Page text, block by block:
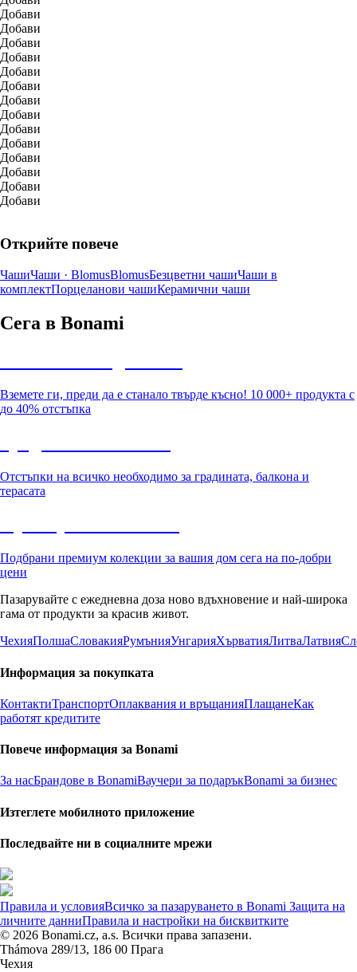
Добави
Добави
Добави
Добави
Добави
Добави
Добави
Добави
Добави
Добави
Добави
Добави
Добави
Добави
Открийте повече
ЧашиЧаши · BlomusBlomusБезцветни чашиЧаши в
комплектПорцеланови чашиКерамични чаши
Сега в Bonami
Вземете ги, преди да е станало твърде късно! 10 000+ продукта с
до 40% отстъпка
Отстъпки на всичко необходимо за градината, балкона и
терасата
Подбрани премиум колекции за вашия дом сега на по-добри
цени
Пазарувайте с ежедневна доза ново вдъхновение и най-широка
гама от продукти за красив живот.
ЧехияПолшаСловакияРумънияУнгарияХърватияЛитваЛатвия
Информация за покупката
КонтактиТранспортОплаквания и връщанияПлащанеКак
работят кредитите
Повече информация за Bonami
За насБрандове в BonamiВаучери за подаръкBonami за бизнес
Изтеглете мобилното приложение
Последвайте ни в социалните мрежи
Правила и условияВсичко за пазаруването в Bonami Защита на
личните данниПравила и настройки на бисквитките
© 2026 Bonami.cz, a.s. Всички права запазени.
Thámova 289/13, 186 00 Прага
Чехия